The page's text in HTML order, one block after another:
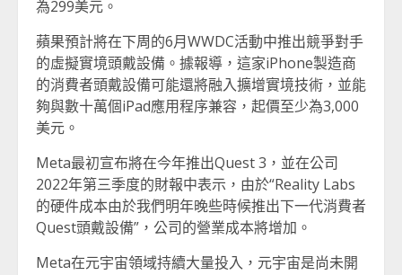
為299美元。
蘋果預計將在下周的6月WWDC活動中推出競爭對手
的虛擬實境頭戴設備。據報導，這家iPhone製造商
的消費者頭戴設備可能還將融入擴增實境技術，並能
夠與數十萬個iPad應用程序兼容，起價至少為3,000
美元。
Meta最初宣布將在今年推出Quest 3，並在公司
2022年第三季度的財報中表示，由於“Reality Labs
的硬件成本由於我們明年晚些時候推出下一代消費者
Quest頭戴設備”，公司的營業成本將增加。
Meta在元宇宙領域持續大量投入，元宇宙是尚未開